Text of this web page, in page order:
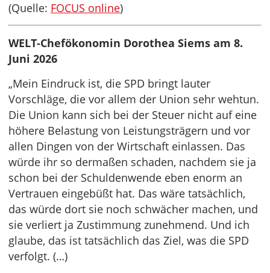
(Quelle: FOCUS online)
WELT-Chefökonomin Dorothea Siems am 8.
Juni 2026
„Mein Eindruck ist, die SPD bringt lauter
Vorschläge, die vor allem der Union sehr wehtun.
Die Union kann sich bei der Steuer nicht auf eine
höhere Belastung von Leistungsträgern und vor
allen Dingen von der Wirtschaft einlassen. Das
würde ihr so dermaßen schaden, nachdem sie ja
schon bei der Schuldenwende eben enorm an
Vertrauen eingebüßt hat. Das wäre tatsächlich,
das würde dort sie noch schwächer machen, und
sie verliert ja Zustimmung zunehmend. Und ich
glaube, das ist tatsächlich das Ziel, was die SPD
verfolgt. (…)